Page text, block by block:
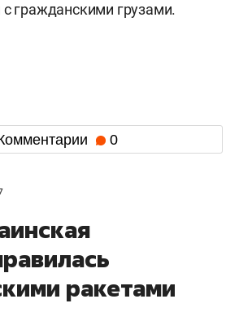
гражданскими грузами.
0
ракетами